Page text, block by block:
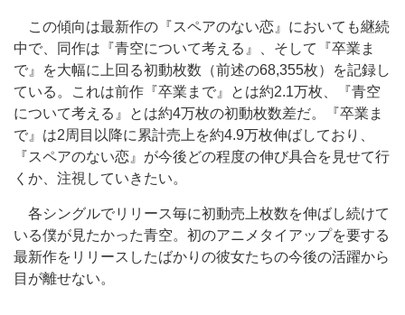
この傾向は最新作の『スペアのない恋』においても継続
中で、同作は『青空について考える』、そして『卒業ま
で』を大幅に上回る初動枚数（前述の68,355枚）を記録し
ている。これは前作『卒業まで』とは約2.1万枚、『青空
について考える』とは約4万枚の初動枚数差だ。『卒業ま
で』は2周目以降に累計売上を約4.9万枚伸ばしており、
『スペアのない恋』が今後どの程度の伸び具合を見せて行
くか、注視していきたい。
各シングルでリリース毎に初動売上枚数を伸ばし続けて
いる僕が見たかった青空。初のアニメタイアップを要する
最新作をリリースしたばかりの彼女たちの今後の活躍から
目が離せない。